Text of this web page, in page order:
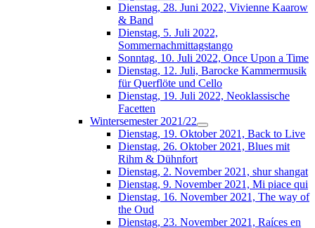
Dienstag, 28. Juni 2022, Vivienne Kaarow
& Band
Dienstag, 5. Juli 2022,
Sommernachmittagstango
Sonntag, 10. Juli 2022, Once Upon a Time
Dienstag, 12. Juli, Barocke Kammermusik
für Querflöte und Cello
Dienstag, 19. Juli 2022, Neoklassische
Facetten
Wintersemester 2021/22
Dienstag, 19. Oktober 2021, Back to Live
Dienstag, 26. Oktober 2021, Blues mit
Rihm & Dühnfort
Dienstag, 2. November 2021, shur shangat
Dienstag, 9. November 2021, Mi piace qui
Dienstag, 16. November 2021, The way of
the Oud
Dienstag, 23. November 2021, Raíces en